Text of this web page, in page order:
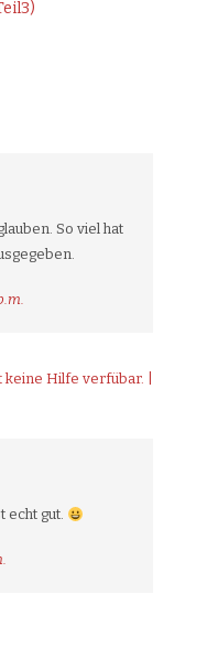
So viel hat
keine Hilfe verfübar. |
echt gut.